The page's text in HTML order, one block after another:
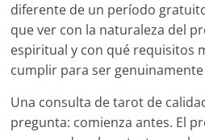
diferente de un período
que ver con la naturaleza del
espiritual y con qué requisitos
cumplir para ser
Una consulta de tarot de
pregunta: comienza antes. El